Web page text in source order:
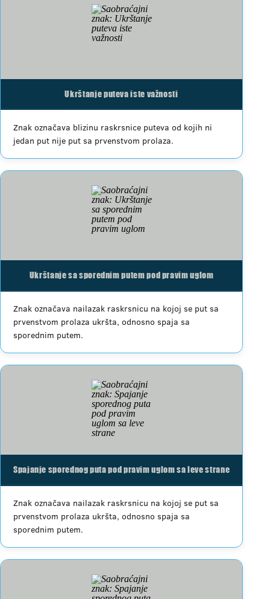
Ukrštanje puteva iste važnosti
Znak označava blizinu raskrsnice puteva od kojih ni
jedan put nije put sa prvenstvom prolaza.
Ukrštanje sa sporednim putem pod pravim uglom
Znak označava nailazak raskrsnicu na kojoj se put sa
prvenstvom prolaza ukršta, odnosno spaja sa
sporednim putem.
Spajanje sporednog puta pod pravim uglom sa leve strane
Znak označava nailazak raskrsnicu na kojoj se put sa
prvenstvom prolaza ukršta, odnosno spaja sa
sporednim putem.